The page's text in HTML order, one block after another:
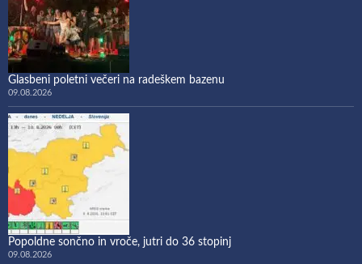
Glasbeni poletni večeri na radeškem bazenu
09.08.2026
Popoldne sončno in vroče, jutri do 36 stopinj
09.08.2026